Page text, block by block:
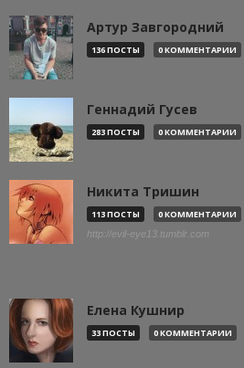
Артур Завгородний
136 ПОСТЫ 0 КОММЕНТАРИИ
Геннадий Гусев
283 ПОСТЫ 0 КОММЕНТАРИИ
Никита Тришин
113 ПОСТЫ 0 КОММЕНТАРИИ
http://evil-eye13.tumblr.com
Елена Кушнир
33 ПОСТЫ 0 КОММЕНТАРИИ